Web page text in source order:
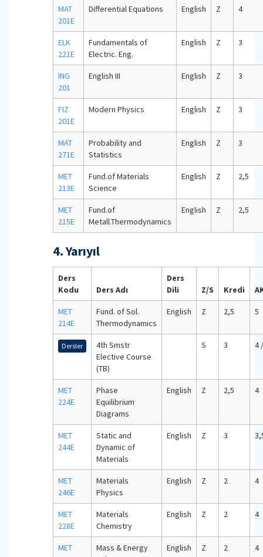
MAT
201E
Differential Equations English Z 4
ELK
221E
Fundamentals of
Electric. Eng.
English Z 3
ING
201
English III English Z 3
FIZ
201E
Modern Physics English Z 3
MAT
271E
Probability and
Statistics
English Z 3
MET
213E
Fund.of Materials
Science
English Z 2,5
MET
215E
Fund.of
Metall.Thermodynamics
English Z 2,5
4. Yarıyıl
Ders
Kodu
Ders Adı
Ders
Dili
Z/S Kredi
MET
214E
Fund. of Sol.
Thermodynamics
English Z 2,5 5
Dersler
4th Smstr
Elective Course
(TB)
S 3 4
MET
224E
Phase
Equilibrium
Diagrams
English Z 2,5 4
MET
244E
Static and
Dynamic of
Materials
English Z 3
MET
246E
Materials
Physics
English Z 2 4
MET
228E
Materials
Chemistry
English Z 2 4
MET
Mass & Energy
English Z 2 4